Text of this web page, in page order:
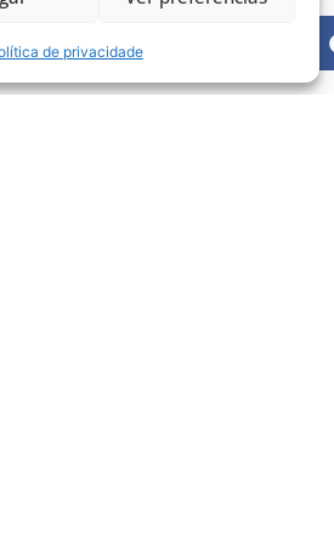
de privacidade